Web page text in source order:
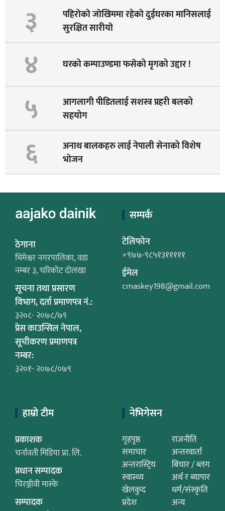
३
पहिराेकाे जाेखिममा रहेकाे दुईघरका मानिसलाई
सुरक्षित सारीयाे
४ घरको कम्पाउण्डमा फसेको मृगको उद्दार !
५
आगलागी पीडितलाई सशस्त्र प्रहरी बलको
सहयोग
६
अनाथ बालकहरु लाई नेपाली सेनाको विशेष
भोजन
ठेगाना
भिमेश्वर नगरपालिका, वडा
नम्बर ३, चरिकोट दोलखा
सूचना तथा प्रसारण
विभाग, दर्ता प्रमाणपत्र नं.:
३२०८- २०७८/७९
प्रेस काउन्सिल नेपाल,
सूचीकरण प्रमाणपत्र
नम्बर:
३२०१- २०७८/०७९
सम्पर्क
टेलिफोन
+९७७-९८५१३१११११
ईमेल
cmaskey198@gmail.com
हाम्रो टीम
प्रकाशक
चर्नावती मिडिया प्रा. लि.
प्रधान सम्पादक
चिरञ्जीवी मास्के
सम्पादक
नेभिगेसन
गृहपृष्ठ
राजनीति
समाचार
अन्तरवार्ता
अन्तरास्ट्रिय
बिचार / ब्लग
स्वास्थ्य
अर्थ र ब्यापार
खेलकुद
धर्म/संस्कृति
प्रदेश
अन्य